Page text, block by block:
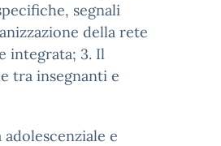
segnali
della rete
integrata; 3. Il
tra insegnanti e
e